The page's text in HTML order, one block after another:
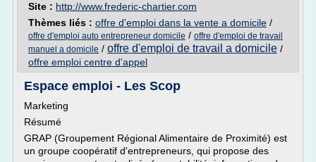
Site : http://www.frederic-chartier.com
Thèmes liés : offre d'emploi dans la vente a domicile /
offre d'emploi auto entrepreneur domicile / offre d'emploi de travail
manuel a domicile / offre d'emploi de travail a domicile /
offre emploi centre d'appel
Espace emploi - Les Scop
Marketing
Résumé
GRAP (Groupement Régional Alimentaire de Proximité) est
un groupe coopératif d'entrepreneurs, qui propose des